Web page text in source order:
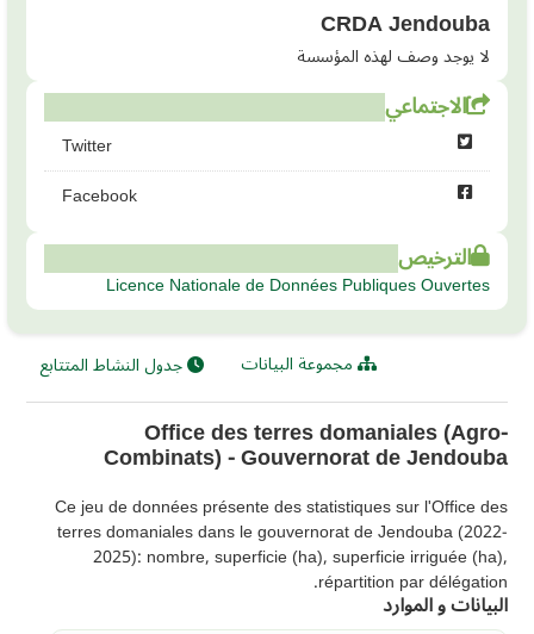
CRDA Jendouba
لا يوجد وصف لهذه المؤسسة
الاجتماعي
Twitter
Facebook
الترخيص
Licence Nationale de Données Publiques Ouvertes
مجموعة البيانات جدول النشاط المتتابع
Office des terres domaniales (Agro-
Combinats) - Gouvernorat de Jendouba
Ce jeu de données présente des statistiques sur l'Office des
terres domaniales dans le gouvernorat de Jendouba (2022-
2025): nombre, superficie (ha), superficie irriguée (ha),
répartition par délégation.
البيانات و الموارد